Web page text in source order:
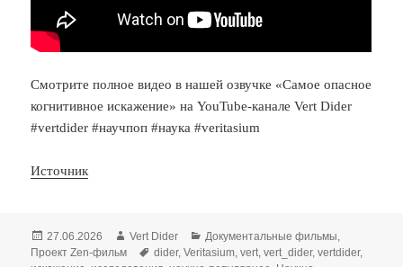
Смотрите полное видео в нашей озвучке «Самое опасное
когнитивное искажение» на YouTube-канале Vert Dider
#vertdider #научпоп #наука #veritasium
Источник
Опубликовано
27.06.2026 Автор
Vert Dider Рубрики
Документальные фильмы,
Проект Zen-фильм
Метки
dider,Veritasium,vert,vert_dider,vertdider,